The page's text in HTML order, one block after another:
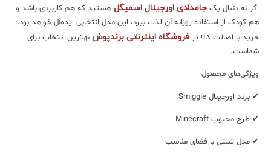
اگر به دنبال یک جامدادی اورجینال اسمیگل هستید که هم کاربردی باشد و
هم کودک از استفاده روزانه آن لذت ببرد، این مدل انتخابی ایده‌آل خواهد بود.
خرید با اصالت کالا در فروشگاه اینترنتی برندپوش بهترین انتخاب برای
شماست.
ویژگی‌های محصول
✔ برند اورجینال Smiggle
✔ طرح محبوب Minecraft
✔ مدل تبلتی با فضای مناسب